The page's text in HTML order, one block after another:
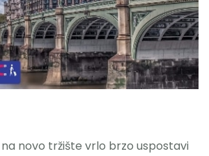
novo tržište vrlo brzo uspostavi